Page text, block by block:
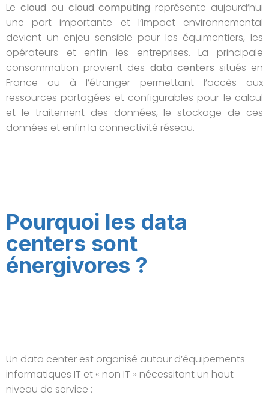
Le cloud ou cloud computing représente aujourd’hui
une part importante et l’impact environnemental
devient un enjeu sensible pour les équimentiers, les
opérateurs et enfin les entreprises. La principale
consommation provient des data centers situés en
France ou à l’étranger permettant l’accès aux
ressources partagées et configurables pour le calcul
et le traitement des données, le stockage de ces
données et enfin la connectivité réseau.
Pourquoi les data
centers sont
énergivores ?
Un data center est organisé autour d’équipements
informatiques IT et « non IT » nécessitant un haut
niveau de service :